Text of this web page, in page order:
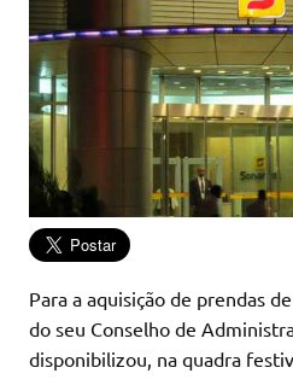
Para a aquisição de prendas
do seu Conselho de
disponibilizou, na quadra